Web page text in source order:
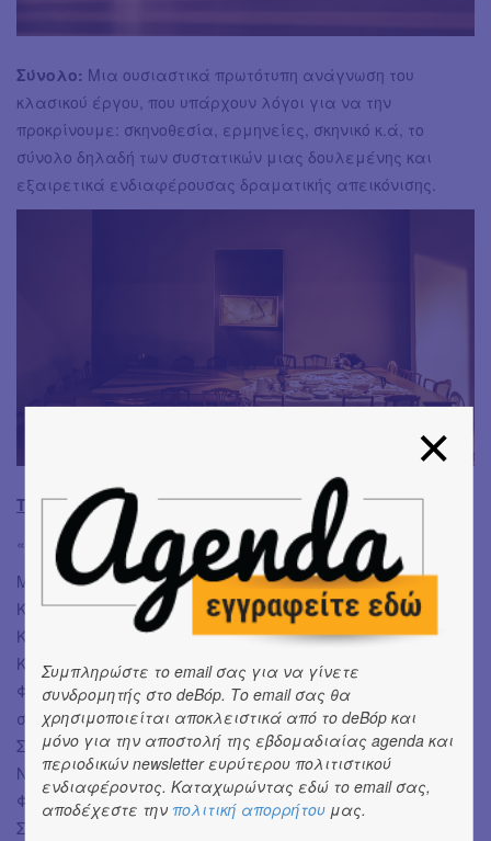
Σύνολο: Μια ουσιαστικά πρωτότυπη ανάγνωση του
κλασικού έργου, που υπάρχουν λόγοι για να την
προκρίνουμε: σκηνοθεσία, ερμηνείες, σκηνικό κ.ά, το
σύνολο δηλαδή των συστατικών μιας δουλεμένης και
εξαιρετικά ενδιαφέρουσας δραματικής απεικόνισης.
Ταυτότητα παράστασης:
«Θείος Βάνιας» του Άντον Τσέχωφ
Μετάφραση: Χρύσα Προκοπάκη, Σκηνοθεσία: Δημήτρης
Καραντζάς, Σκηνικά: Μαρία Πανουργιά,
Κοστούμια: Ιωάννα Τσάμη, Μουσική: Δημήτρης
Καμαρωτός, Κίνηση: Τάσος Καραχάλιος,
Φωτισμοί: Λευτέρης Παυλόπουλος, Βοηθός
σκηνοθέτη: Παναγιώτης Γκιζώτης, Βοηθός σκηνογράφου:
Σοφία Θεοδωράκη, Βοηθός ενδυματολόγου: Ιφιγένεια
Νταουντάκη, Οργάνωση παραγωγής: Κατερίνα Λιάτσου,
Φωτογραφίες, Artwork, video: Γκέλυ Καλαμπάκα, Δημόσιες
Σχέσεις: Όλγα Παυλάτου
Συμπληρώστε το email σας για να γίνετε
συνδρομητής στο deBόp. Το email σας θα
χρησιμοποιείται αποκλειστικά από το deBόp και
μόνο για την αποστολή της εβδομαδιαίας agenda και
περιοδικών newsletter ευρύτερου πολιτιστικού
ενδιαφέροντος. Καταχωρώντας εδώ το email σας,
αποδέχεστε την πολιτική απορρήτουμας.